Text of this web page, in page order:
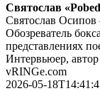
Святослав
Святослав Осипов
Обозреватель
представлениях
Интервьюер,
vRINGe.com
2026-05-